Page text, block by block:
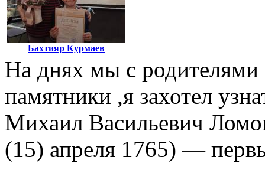
Бахтияр Курмаев
На днях мы с родителями
памятники ,я захотел
Михаил Васильевич
(15) апреля 1765) —